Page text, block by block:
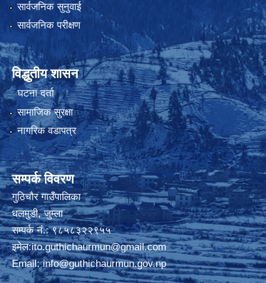
सार्वजनिक सुनुवाई
सार्वजनिक परीक्षण
विद्धुतीय शासन
घटना दर्ता
सामाजिक सुरक्षा
नागरिक वडापत्र
सम्पर्क विवरण
गुठिचौर गाउँपालिका
धलमुडी, जुम्ला
सम्पर्क नं.: ९८५८३२२९५५
इमेल:ito.guthichaurmun@gmail.com
Email:info@guthichaurmun.gov.np